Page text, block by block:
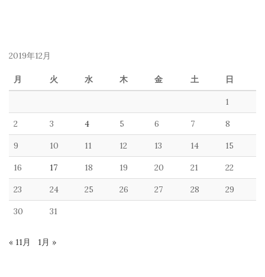
2019年12月
月 火 水 木 金 土 日
1
2 3 4 5 6 7 8
9 10 11 12 13 14 15
16 17 18 19 20 21 22
23 24 25 26 27 28 29
30 31
« 11月 1月 »